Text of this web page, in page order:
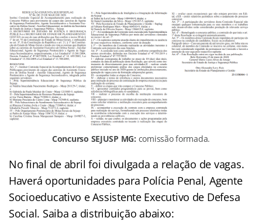
Concurso SEJUSP MG: comissão formada.
No final de abril foi divulgada a relação de vagas.
Haverá oportunidades para Polícia Penal, Agente
Socioeducativo e Assistente Executivo de Defesa
Social. Saiba a distribuição abaixo: